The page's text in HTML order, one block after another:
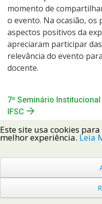
momento de
o evento. Na ocasião, os
aspectos positivos da
apreciaram participar
relevância do evento
docente.
7º Seminário
IFSC
Anais do 7º Seminário
Docência do IFSC
Este site usa cookies
melhor experiência. Leia